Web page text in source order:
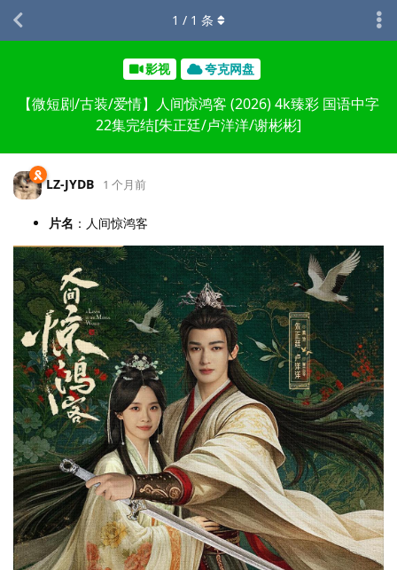
影视 夸克网盘
【微短剧/古装/爱情】人间惊鸿客 (2026) 4k臻彩 国语中字
22集完结[朱正廷/卢洋洋/谢彬彬]
1 / 1 条
LZ-JYDB 1 个月前
片名 ：人间惊鸿客